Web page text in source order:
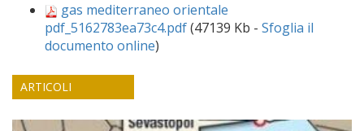
gas mediterraneo orientale
pdf_5162783ea73c4.pdf(47139 Kb - Sfoglia il
documento online)
ARTICOLI